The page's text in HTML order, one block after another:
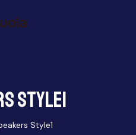
style1
Style1